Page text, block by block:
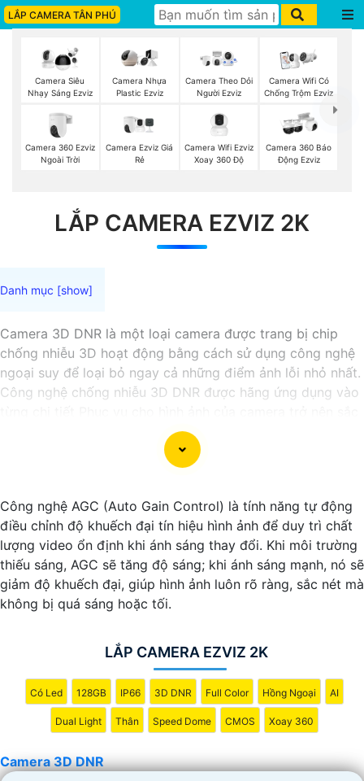
LẮP CAMERA TÂN PHÚ
Camera Siêu
Nhạy Sáng Ezviz
Camera Nhựa
Plastic Ezviz
Camera Theo Dỏi
Người Ezviz
Camera Wifi Có
Chống Trộm Ezviz
Camera 360 Ezviz
Ngoài Trời
Camera Ezviz Giá
Rẻ
Camera Wifi Ezviz
Xoay 360 Độ
Camera 360 Báo
Động Ezviz
LẮP CAMERA EZVIZ 2K
Camera 3D DNR là một loại camera được trang bị chip
chống nhiễu 3D hoạt động bằng cách sử dụng công nghệ
ngoại suy để loại bỏ ngay cả những điểm ảnh lỗi nhỏ nhất.
Công nghệ chống nhiễu 3D DNR được hãng ứng dụng vào
nét, rõ ràng và không bị ảnh hưởng bởi nhiễu hạt.
Với tính năng chống nhiễu 3D DNR camera sẽ giúp bạn
quan sát được hình ảnh chất lượng cao, đặc biệt trong các
Trang bị cao cấp làm cho việc giám sát, quan sát trở nên
dễ dàng và chính xác hơn.
Công nghệ AGC (Auto Gain Control) là tính năng tự động
điều chỉnh độ khuếch đại tín hiệu hình ảnh để duy trì chất
lượng video ổn định khi ánh sáng thay đổi. Khi môi trường
thiếu sáng, AGC sẽ tăng độ sáng; khi ánh sáng mạnh, nó sẽ
giảm độ khuếch đại, giúp hình ảnh luôn rõ ràng, sắc nét mà
không bị quá sáng hoặc tối.
LẮP CAMERA EZVIZ 2K
Có Led 128GB IP66 3D DNR Full Color Hồng Ngoại AI
Dual Light Thân Speed Dome CMOS Xoay 360
Camera 3D DNR